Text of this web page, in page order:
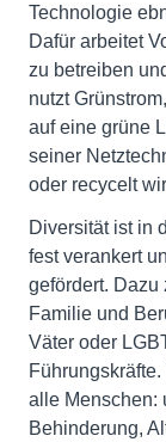
Technologie
Dafür arbeitet
zu betreiben
nutzt
auf eine grüne
seiner
oder recycelt
Diversität ist in
fest verankert
gefördert. Dazu
Familie und
Väter oder
alle Menschen:
Behinderung,